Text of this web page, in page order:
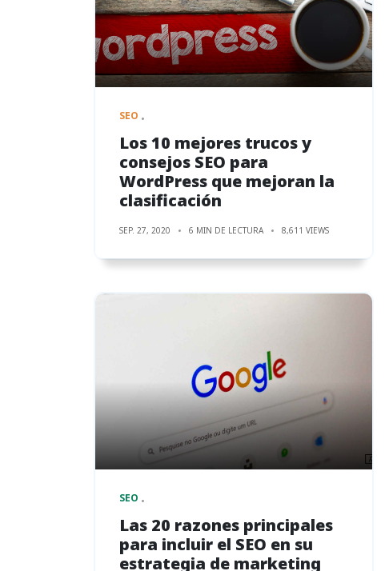
SEO
Los 10 mejores trucos y
consejos SEO para
WordPress que mejoran la
clasificación
SEP. 27, 2020 6 MIN DE LECTURA 8,611 VIEWS
SEO
Las 20 razones principales
para incluir el SEO en su
estrategia de marketing